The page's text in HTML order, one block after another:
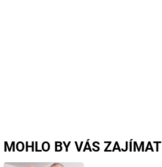
MOHLO BY VÁS ZAJÍMAT